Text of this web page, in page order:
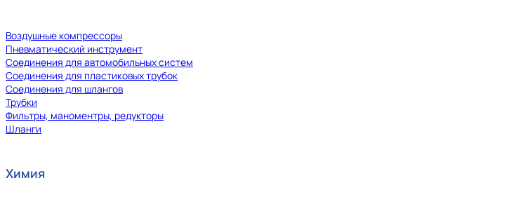
Воздушные компрессоры
Пневматический инструмент
Соединения для автомобильных систем
Соединения для пластиковых трубок
Соединения для шлангов
Трубки
Фильтры, маноментры, редукторы
Шланги
Химия